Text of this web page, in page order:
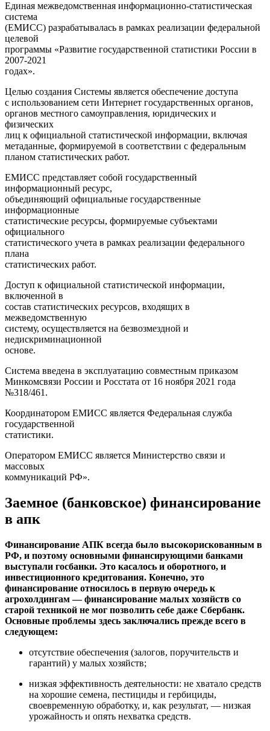
Единая межведомственная информационно-статистическая
система
(ЕМИСС) разрабатывалась в рамках реализации федеральной
целевой
программы «Развитие государственной статистики России в
2007-2021
годах».
Целью создания Системы является обеспечение доступа
с использованием сети Интернет государственных органов,
органов местного самоуправления, юридических и
физических
лиц к официальной статистической информации, включая
метаданные, формируемой в соответствии с федеральным
планом статистических работ.
ЕМИСС представляет собой государственный
информационный ресурс,
объединяющий официальные государственные
информационные
статистические ресурсы, формируемые субъектами
официального
статистического учета в рамках реализации федерального
плана
статистических работ.
Доступ к официальной статистической информации,
включенной в
состав статистических ресурсов, входящих в
межведомственную
систему, осуществляется на безвозмездной и
недискриминационной
основе.
Система введена в эксплуатацию совместным приказом
Минкомсвязи России и Росстата от 16 ноября 2021 года
№318/461 .
Координатором ЕМИСС является Федеральная служба
государственной
статистики.
Оператором ЕМИСС является Министерство связи и
массовых
коммуникаций РФ».
Заемное (банковское) финансирование
в апк
Финансирование АПК всегда было высокорискованным в
РФ, и поэтому основными финансирующими банками
выступали госбанки. Это касалось и оборотного, и
инвестиционного кредитования. Конечно, это
финансирование относилось в первую очередь к
агрохолдингам — финансирование малых хозяйств со
старой техникой не мог позволить себе даже Сбербанк.
Основные проблемы здесь заключались прежде всего в
следующем:
отсутствие обеспечения (залогов, поручительств и
гарантий) у малых хозяйств;
низкая эффективность деятельности: не хватало средств
на хорошие семена, пестициды и гербициды,
своевременную обработку, и, как результат, — низкая
урожайность и опять нехватка средств.